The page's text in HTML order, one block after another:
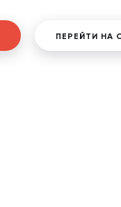
ПЕРЕЙТИ НА